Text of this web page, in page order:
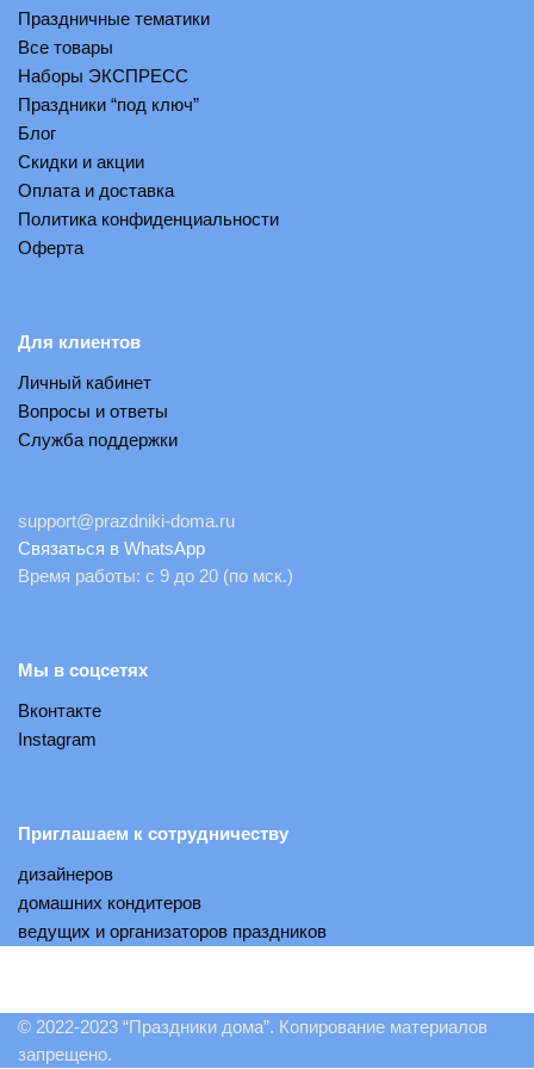
Праздничные тематики
Все товары
Наборы ЭКСПРЕСС
Праздники “под ключ”
Блог
Скидки и акции
Оплата и доставка
Политика конфиденциальности
Оферта
Для клиентов
Личный кабинет
Вопросы и ответы
Служба поддержки
support@prazdniki-doma.ru
Связаться в WhatsApp
Время работы: с 9 до 20 (по мск.)
Мы в соцсетях
Вконтакте
Instagram
Приглашаем к сотрудничеству
дизайнеров
домашних кондитеров
ведущих и организаторов праздников
© 2022-2023 “Праздники дома”. Копирование материалов
запрещено.